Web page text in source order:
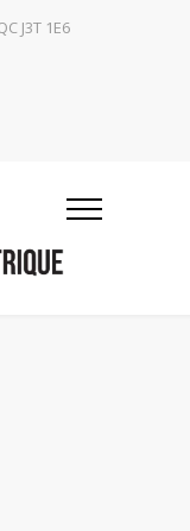
J3T 1E6